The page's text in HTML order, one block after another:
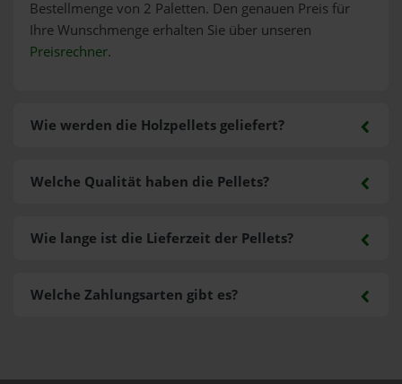
Bestellmenge von 2 Paletten. Den genauen Preis für
Ihre Wunschmenge erhalten Sie über unseren
Preisrechner.
Wie werden die Holzpellets geliefert?
Welche Zahlungsarten gibt es?
Welche Qualität haben die Pellets?
Wie lange ist die Lieferzeit der Pellets?